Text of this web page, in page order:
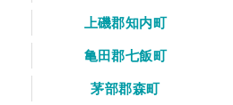
上磯郡知内町
亀田郡七飯町
茅部郡森町